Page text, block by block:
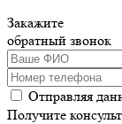
Закажите
обратный звонок
Отправляя
Получите